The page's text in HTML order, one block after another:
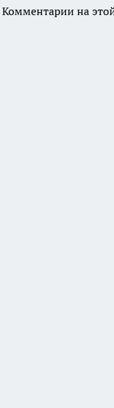
Комментарии на